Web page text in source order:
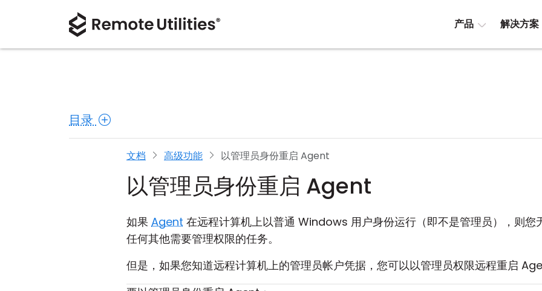
产品 解决方案
目录
文档 高级功能 以管理员身份重启 Agent
以管理员身份重启 Agent
如果 Agent 在远程计算机上以普通 Windows 用户身份运行（即不是管理员），则您
任何其他需要管理权限的任务。
但是，如果您知道远程计算机上的管理员帐户凭据，您可以以管理员权限远程重启